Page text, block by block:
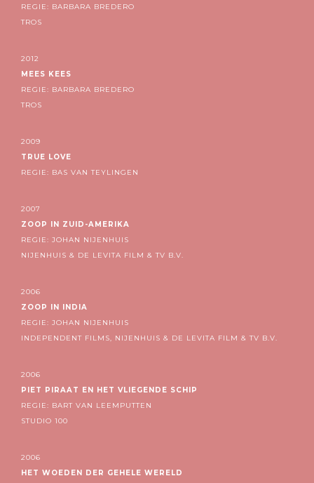
REGIE: BARBARA BREDERO
TROS
2012
MEES KEES
REGIE: BARBARA BREDERO
TROS
2009
TRUE LOVE
REGIE: BAS VAN TEYLINGEN
2007
ZOOP IN ZUID-AMERIKA
REGIE: JOHAN NIJENHUIS
NIJENHUIS & DE LEVITA FILM & TV B.V.
2006
ZOOP IN INDIA
REGIE: JOHAN NIJENHUIS
INDEPENDENT FILMS, NIJENHUIS & DE LEVITA FILM & TV B.V.
2006
PIET PIRAAT EN HET VLIEGENDE SCHIP
REGIE: BART VAN LEEMPUTTEN
STUDIO 100
2006
HET WOEDEN DER GEHELE WERELD